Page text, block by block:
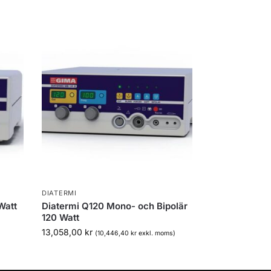
DIATERMI
Diatermi Q120 Mono- och Bipolär
120 Watt
13,058,00 kr (10,446,40kr exkl. moms)